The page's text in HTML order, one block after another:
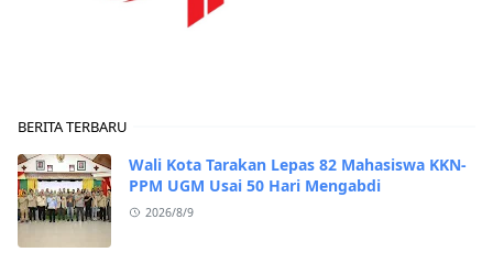
BERITA TERBARU
Wali Kota Tarakan Lepas 82 Mahasiswa KKN-
PPM UGM Usai 50 Hari Mengabdi
2026/8/9